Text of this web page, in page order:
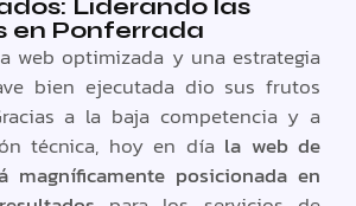
Liderando las
en Ponferrada
web optimizada y una estrategia
bien ejecutada dio sus frutos
a la baja competencia y a
técnica, hoy en día la web de
magníficamente posicionada en